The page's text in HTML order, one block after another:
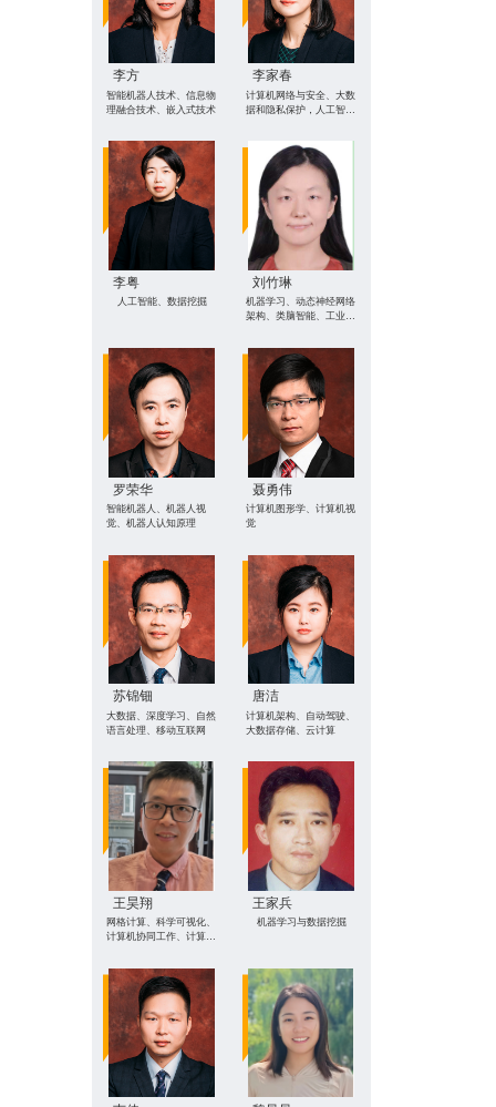
李方
智能机器人技术、信息物
理融合技术、嵌入式技术
李家春
计算机网络与安全、大数
据和隐私保护，人工智能
李粤
人工智能、数据挖掘
刘竹琳
机器学习、动态神经网络
架构、类脑智能、工业数
罗荣华
智能机器人、机器人视
觉、机器人认知原理
聂勇伟
计算机图形学、计算机视
觉
苏锦钿
大数据、深度学习、自然
语言处理、移动互联网
唐洁
计算机架构、自动驾驶、
大数据存储、云计算
王昊翔
网格计算、科学可视化、
计算机协同工作、计算机
王家兵
机器学习与数据挖掘